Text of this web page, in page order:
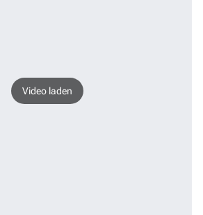
Video laden